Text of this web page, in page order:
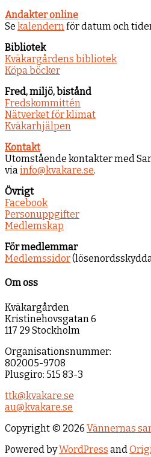
Andakter online
Se kalendernför datum och
Bibliotek
Kväkargårdens bibliotek
Köpa böcker
Fred, miljö, bistånd
Fredskommittén
Nätverket för klimat
Kväkarhjälpen
Kontakt
Utomstående kontakter med
viainfo@kvakare.se.
Övrigt
Facebook
Personuppgifter
Medlemskap
För medlemmar
Medlemssidor
Om oss
Kväkargården
Kristinehovsgatan 6
117 29 Stockholm
Organisationsnummer:
802005-9708
Plusgiro: 515 83-3
ttk@kvakare.se
au@kvakare.se
Copyright © 2026 Vännernas
Powered byWordPress and